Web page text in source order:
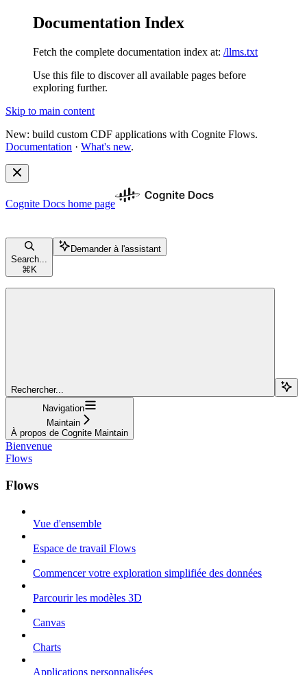
Documentation Index
Fetch the complete documentation index at: /llms.txt
Use this file to discover all available pages before
exploring further.
Skip to main content
New: build custom CDF applications with Cognite Flows.
Documentation · What's new.
Cognite Docs home page
Search...
⌘ K
Demander à l'assistant
Rechercher...
Navigation
Maintain
À propos de Cognite Maintain
Bienvenue
Flows
Flows
Vue d'ensemble
Espace de travail Flows
Commencer votre exploration simplifiée des données
Parcourir les modèles 3D
Canvas
Charts
Applications personnalisées